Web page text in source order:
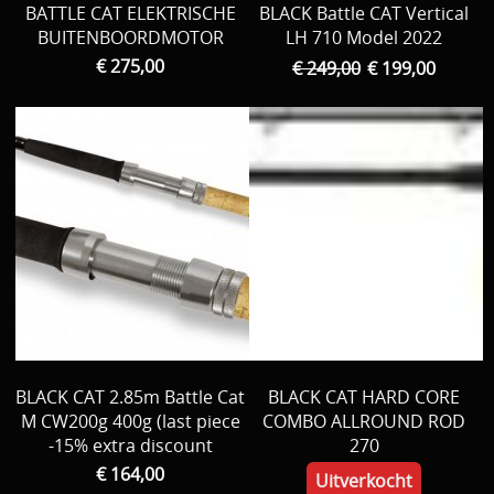
BATTLE CAT ELEKTRISCHE
BUITENBOORDMOTOR
€ 275,00
BLACK Battle CAT Vertical
LH 710 Model 2022
€ 249,00 € 199,00
BLACK CAT 2.85m Battle Cat
M CW200g 400g (last piece
-15% extra discount
€ 164,00
BLACK CAT HARD CORE
COMBO ALLROUND ROD
270
Uitverkocht